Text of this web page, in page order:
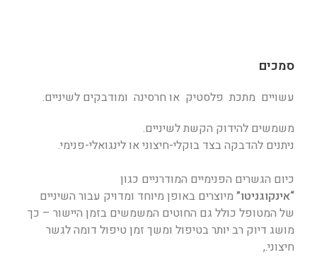
סמכים
עשויים מתכת פלסטיק או חרסינה ומודבקים לשיניים.
משמשים להידוק הקשת לשיניים.
ניתנים להדבקה בצד בוקלי-חיצוני או לינגואלי-פנימי.
כיום הגשרים הפנימיים המודרניים כגון
“אינקוגניטו” מיוצרים באופן מיוחד ומדויק עבור השיניים
של המטופל כולל גם החוטים המשמשים בזמן היישור – כך
מושג דיוק רב יותר בטיפול ומשך זמן טיפול דומה לגשר
חיצוני.,